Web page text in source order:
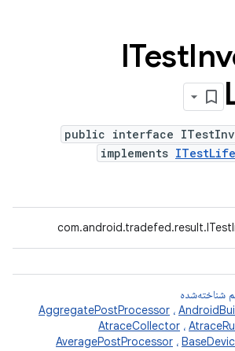
ITest
public interface
implements
شناخته‌شده
AggregatePostProcessor ،
AtraceCollector ،
AveragePostProcessor ،